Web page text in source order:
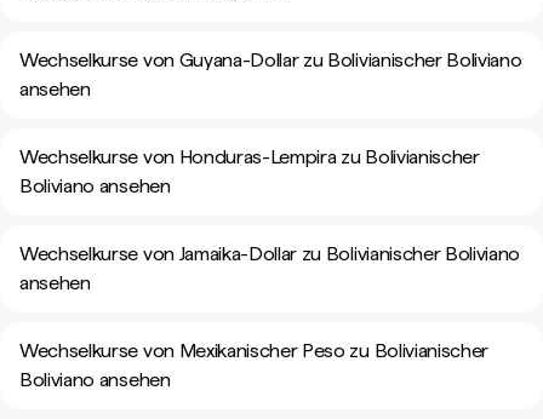
Wechselkurse von Guyana-Dollar zu Bolivianischer Boliviano
ansehen
Wechselkurse von Honduras-Lempira zu Bolivianischer
Boliviano ansehen
Wechselkurse von Jamaika-Dollar zu Bolivianischer Boliviano
ansehen
Wechselkurse von Mexikanischer Peso zu Bolivianischer
Boliviano ansehen